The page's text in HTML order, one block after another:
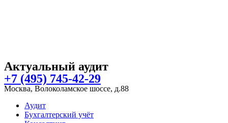
Актуальный аудит
+7 (495) 745-42-29
Москва, Волоколамское шоссе, д.88
Аудит
Бухгалтерский учёт